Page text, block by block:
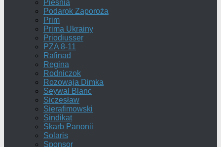
Piesnia
Podarok Zaporoża
Prim
Prima Ukrainy
Priodiusser
PZA 8-11
Rafinad
Regina
Rodniczok
Rozowaja Dimka
Seywal Blanc
Siczesław
Sierafimowski
Sindikat
Skarb Panonii
Solaris
Sponsor